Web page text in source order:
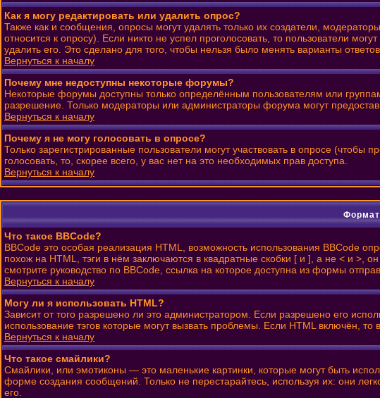
Как я могу редактировать или удалить опрос?
Также как и сообщения, опросы могут удалять только их создатели,
относится к опросу). Если никто не успел проголосовать, то пользователи
удалить его. Это сделано для того, чтобы нельзя было менять варианты
Вернуться к началу
Почему мне недоступны некоторые форумы?
Некоторые форумы доступны только определённым пользователям или
разрешение. Только модераторы или администраторы форума могут
Вернуться к началу
Почему я не могу голосовать в опросе?
Только зарегистрированные пользователи могут участвовать в опросе
голосовать, то, скорее всего, у вас нет на это необходимых прав доступа.
Вернуться к началу
Что такое BBCode?
BBCode это особая реализация HTML, возможность использования BBCode
похож на HTML, тэги в нём заключаются в квадратные скобки [ и ], а не < и
смотрите руководство по BBCode, ссылка на которое доступна из формы
Вернуться к началу
Могу ли я использовать HTML?
Зависит от того разрешено ли это администратором. Если разрешено его
использование тэгов которые могут вызвать проблемы. Если HTML включён,
Вернуться к началу
Что такое смайлики?
Смайлики, или эмотиконы — это маленькие картинки, которые могут быть
форме создания сообщений. Только не перестарайтесь, используя их: они
его.